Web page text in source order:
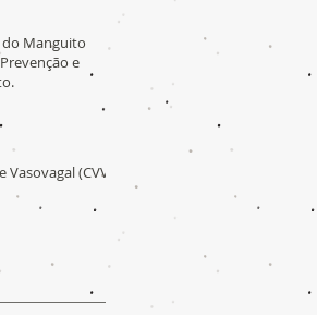
Manguito
e
Vasovagal (CVV)